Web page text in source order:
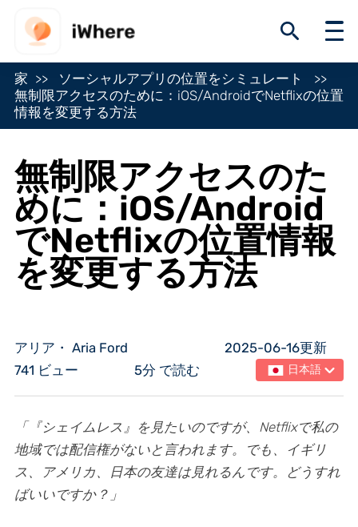
家
ソーシャルアプリの位置をシミュレート
無制限アクセスのために：iOS/AndroidでNetflixの位置
情報を変更する方法
無制限アクセスのた
めに：iOS/Android
でNetflixの位置情報
を変更する方法
アリア・ Aria Ford
2025-06-16更新
741 ビュー
5分 で読む 日本語
「『シェイムレス』を見たいのですが、Netflixで私の
地域では配信権がないと言われます。でも、イギリ
ス、アメリカ、日本の友達は見れるんです。どうすれ
ばいいですか？」